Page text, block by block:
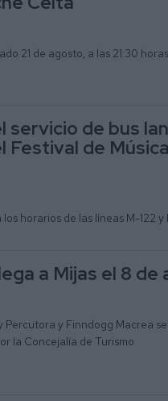
21 de agosto, a las 21:30
servicio de bus
Festival de
horarios de las líneas M-122 y
a Mijas el 8 de
Percutora y Finndogg Macrea
la Concejalía de Turismo